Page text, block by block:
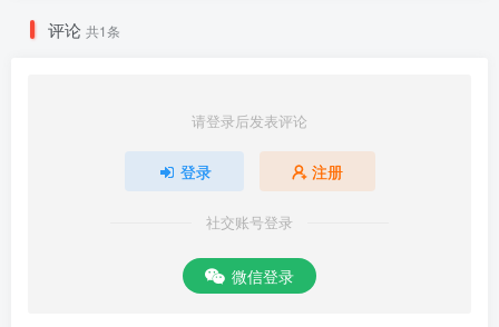
评论 共1条
请登录后发表评论
登录 注册
社交账号登录
微信登录